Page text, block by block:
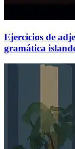
Ejercicios de
gramática